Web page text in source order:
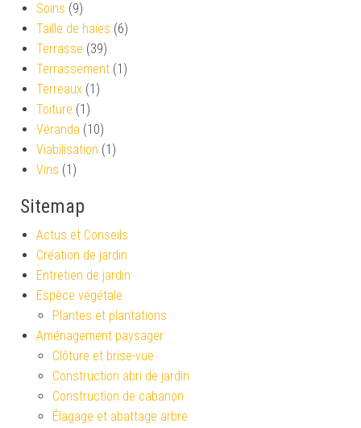
Soins (9)
Taille de haies (6)
Terrasse (39)
Terrassement (1)
Terreaux (1)
Toiture (1)
Véranda (10)
Viabilisation (1)
Vins (1)
Sitemap
Actus et Conseils
Création de jardin
Entretien de jardin
Espèce végétale
Plantes et plantations
Aménagement paysager
Clôture et brise-vue
Construction abri de jardin
Construction de cabanon
Élagage et abattage arbre